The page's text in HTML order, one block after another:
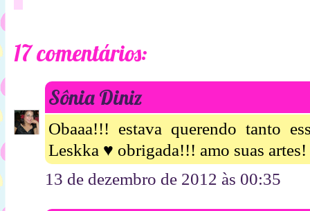
17 comentários:
Sônia Diniz
Obaaa!!! estava querendo tanto
Leskka ♥ obrigada!!! amo suas
13 de dezembro de 2012 às 00:35